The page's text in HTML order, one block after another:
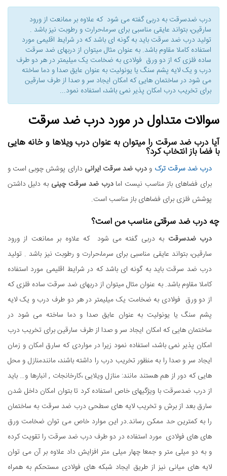
درب ضدسرقت به دربی گفته می شود که علاوه بر ممانعت از ورود
سارقین، بتواند عایقی مناسبی برای سرما،حرارت و رطوبت نیز باشد .
تولید درب ضد سرقت باید به گونه ای باشد که در شرایط اقلیمی مورد
استفاده کاملا مقاوم باشد. به عنوان مثال میتوان از دربهای ضد سرقت
ساده فلزی که از دو ورق فولادی به ضخامت یک میلیمتر در هر دو طرف
درب و یک لایه پشم سنگ یا یونولیت به عنوان عایق صدا و دما ساخته
می شود در ساختمان هایی که امکان ایجاد سر و صدا از طرف سارقین
برای تخریب درب امکان پذیر نمی باشد، استفاده نمود...
سوالات متداول در مورد درب ضد سرقت
آیا درب ضد سرقت را میتوان به عنوان درب ویلاها و خانه هایی
با فضا باز انتخاب کرد؟
درب ضد سرقت ترک ودرب ضد سرقت ایرانی دارای پوشش چوبی است و
برای فضاهای باز مناسب نیست امادرب ضد سرقت چینی به دلیل داشتن
پوشش فلزی برای فضاهای باز مناسب است.
چه درب ضد سرقتی مناسب من است؟
درب ضدسرقت به دربی گفته می شود که علاوه بر ممانعت از ورود
سارقین، بتواند عایقی مناسبی برای سرما،حرارت و رطوبت نیز باشد . تولید
درب ضد سرقت باید به گونه ای باشد که در شرایط اقلیمی مورد استفاده
کاملا مقاوم باشد. به عنوان مثال میتوان از دربهای ضد سرقت ساده فلزی که
از دو ورق فولادی به ضخامت یک میلیمتر در هر دو طرف درب و یک لایه
پشم سنگ یا یونولیت به عنوان عایق صدا و دما ساخته می شود در
ساختمان هایی که امکان ایجاد سر و صدا از طرف سارقین برای تخریب درب
امکان پذیر نمی باشد، استفاده نمود زیرا در مواردی که سارق امکان و زمان
ایجاد سر و صدا را به منظور تخریب درب را داشته باشند، مانندمنازل و محل
هایی که دور از هم هستند مانند: منازل ویلایی ،کارخانجات , انبارها و… باید
از درب ضدسرقت با ویژگیهای خاص استفاده کرد تا بتوان امکان داخل شدن
سارق بعد از برش و تخریب لایه های سطحی درب ضد سرقت به ساختمان
را به کمترین حد ممکن رساند.در این موارد خاص می توان ضخامت ورق
های های فولادی مورد استفاده در دو طرف درب ضد سرقت را تقویت کرده
و به دو میلی متر و جمعا چهار میلی متر افزایش داد علاوه بر آن می توان
لایه های میانی نیز از طریق ایجاد شبکه های فولادی مستحکم به همراه